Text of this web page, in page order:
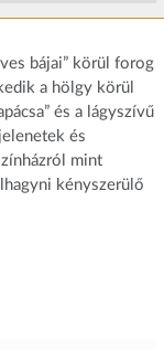
bájai” körül forog
a hölgy körül
és a lágyszívű
és
mint
kényszerülő